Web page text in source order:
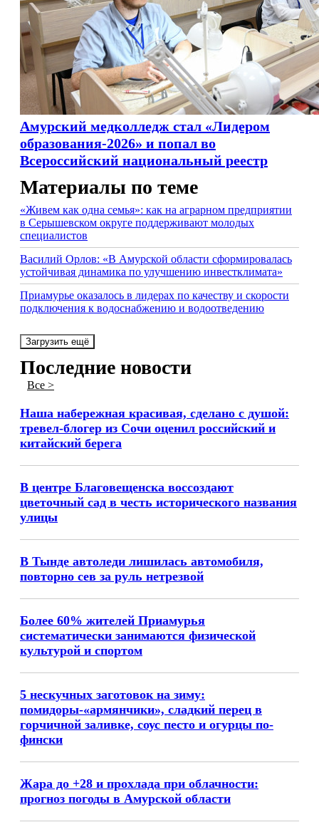
Амурский медколледж стал «Лидером
образования-2026» и попал во
Всероссийский национальный реестр
Материалы по теме
«Живем как одна семья»: как на аграрном предприятии
в Серышевском округе поддерживают молодых
специалистов
Василий Орлов: «В Амурской области сформировалась
устойчивая динамика по улучшению инвестклимата»
Приамурье оказалось в лидерах по качеству и скорости
подключения к водоснабжению и водоотведению
Загрузить ещё
Последние новости
Все >
Наша набережная красивая, сделано с душой:
тревел-блогер из Сочи оценил российский и
китайский берега
В центре Благовещенска воссоздают
цветочный сад в честь исторического названия
улицы
В Тынде автоледи лишилась автомобиля,
повторно сев за руль нетрезвой
Более 60% жителей Приамурья
систематически занимаются физической
культурой и спортом
5 нескучных заготовок на зиму:
помидоры-«армянчики», сладкий перец в
горчичной заливке, соус песто и огурцы по-
фински
Жара до +28 и прохлада при облачности:
прогноз погоды в Амурской области